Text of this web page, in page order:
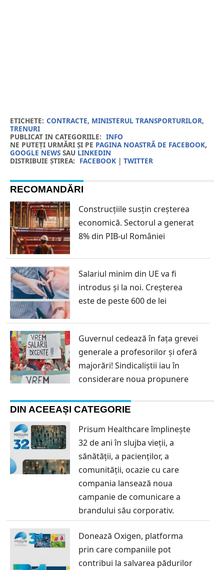
ETICHETE: CONTRACTE, MINISTERUL TRANSPORTURILOR,
TRENURI
PUBLICAT IN CATEGORIILE: INFO
NE PUTEȚI URMĂRI ȘI PE PAGINA NOASTRĂ DE FACEBOOK,
GOOGLE NEWSSAU LINKEDIN
DISTRIBUIE ȘTIREA: FACEBOOK| TWITTER
RECOMANDĂRI
Construcțiile susțin creșterea
economică. Sectorul a generat
8% din PIB-ul României
Salariul minim din UE va fi
introdus și la noi. Creșterea
este de peste 600 de lei
Guvernul cedează în fața grevei
generale a profesorilor și oferă
majorări! Sindicaliștii iau în
considerare noua propunere
DIN ACEEAȘI CATEGORIE
Prisum Healthcare împlinește
32 de ani în slujba vieții, a
sănătății, a pacienților, a
comunității, ocazie cu care
compania lansează noua
campanie de comunicare a
brandului său corporativ.
Donează Oxigen, platforma
prin care companiile pot
contribui la salvarea pădurilor